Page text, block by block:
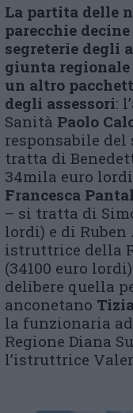
La partita delle
parecchie
segreterie degli
giunta
un altro
degli assessori:
Sanità Paolo
responsabile del
tratta di
34mila euro
Francesca
– si tratta di
lordi) e di
istruttrice della
(34100 euro
delibere quella
anconetano
la funzionaria
Regione Diana
l’istruttrice